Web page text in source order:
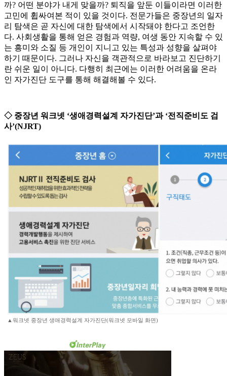
까? 어떤 분야가 내게 맞을까? 퇴직을 앞둔 이들이라면 이러한
고민에 휩싸여본 적이 있을 것이다. 전문가들은 중장년의 일자
리 탐색은 곧 자신에 대한 탐색에서 시작돼야 한다고 조언한
다. 사회생활을 통해 얻은 경험과 역량, 여생 동안 지속할 수 있
는 흥미와 소질 등 개인이 지니고 있는 특성과 성향을 살펴야
하기 때문이다. 그러나 자신을 객관적으로 바라보고 진단하기
란 쉬운 일이 아니다. 다행히 최근에는 이러한 어려움을 온라
인 자가진단 도구를 통해 해결해볼 수 있다.
◇ 중장년 워크넷 ‘생애경력설계 자가진단’과 ‘전직준비도 검
사’(NJRT)
▲워크넷 중장년 생애경력설계 자가진단(워크넷 모바일 화면)